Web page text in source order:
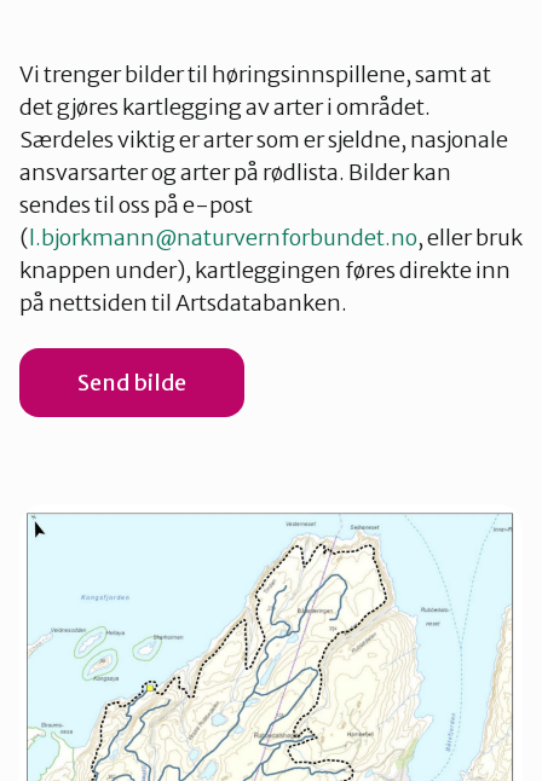
Vi trenger bilder til høringsinnspillene, samt at
det gjøres kartlegging av arter i området.
Særdeles viktig er arter som er sjeldne, nasjonale
ansvarsarter og arter på rødlista. Bilder kan
sendes til oss på e-post
(l.bjorkmann@naturvernforbundet.no, eller bruk
knappen under), kartleggingen føres direkte inn
på nettsiden til Artsdatabanken.
Send bilde